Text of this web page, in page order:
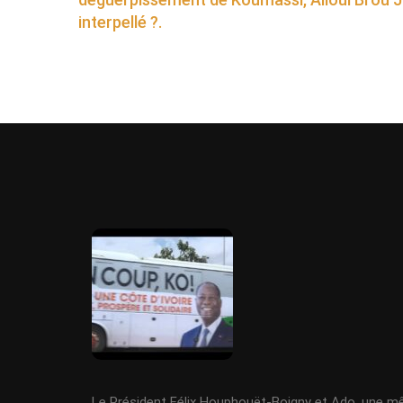
interpellé ?.